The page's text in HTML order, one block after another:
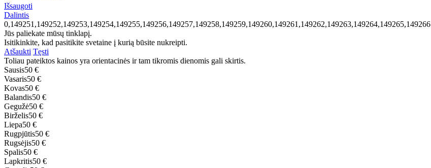
Išsaugoti
Dalintis
0,149251,149252,149253,149254,149255,149256,149257,149258,149259,149260,149261,149262,149263,149264,149265,149266
Jūs paliekate mūsų tinklapį.
Isitikinkite, kad pasitikite svetaine į kurią būsite nukreipti.
Atšaukti Tęsti
Toliau pateiktos kainos yra orientacinės ir tam tikromis dienomis gali skirtis.
Sausis50 €
Vasaris50 €
Kovas50 €
Balandis50 €
Gegužė50 €
Birželis50 €
Liepa50 €
Rugpjūtis50 €
Rugsėjis50 €
Spalis50 €
Lapkritis50 €